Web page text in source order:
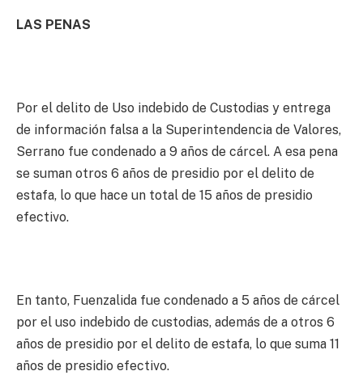
LAS PENAS
Por el delito de Uso indebido de Custodias y entrega
de información falsa a la Superintendencia de Valores,
Serrano fue condenado a 9 años de cárcel. A esa pena
se suman otros 6 años de presidio por el delito de
estafa, lo que hace un total de 15 años de presidio
efectivo.
En tanto, Fuenzalida fue condenado a 5 años de cárcel
por el uso indebido de custodias, además de a otros 6
años de presidio por el delito de estafa, lo que suma 11
años de presidio efectivo.